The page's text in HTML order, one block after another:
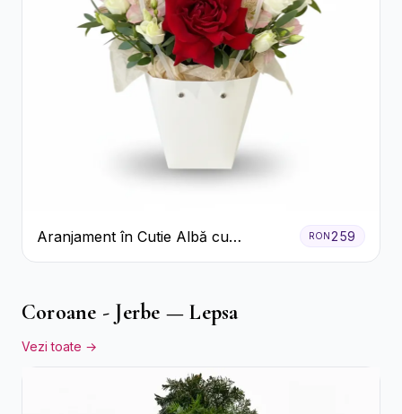
Aranjament în Cutie Albă cu
Trandafiri Roșii și Lisianthus
RON 259
Coroane - Jerbe — Lepsa
Vezi toate →